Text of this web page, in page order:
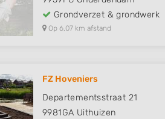
Grondverzet & grondwerk
Op 6,07 km afstand
FZ Hoveniers
Departementsstraat 21
9981GA Uithuizen